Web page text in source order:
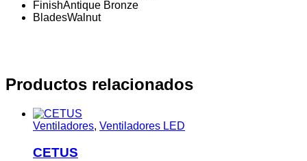
FinishAntique Bronze
BladesWalnut
Productos relacionados
Ventiladores, Ventiladores LED
CETUS